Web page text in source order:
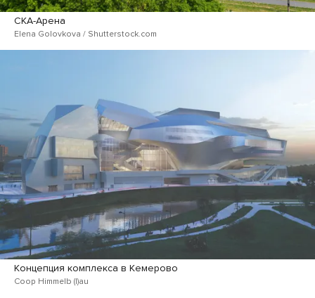
СКА-Арена
Elena Golovkova / Shutterstock.com
Концепция комплекса в Кемерово
Coop Himmelb (l)au